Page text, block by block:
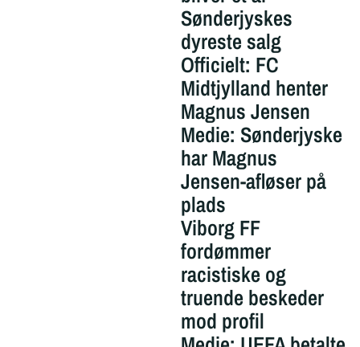
Sønderjyskes
dyreste salg
Officielt: FC
Midtjylland henter
Magnus Jensen
Medie: Sønderjyske
har Magnus
Jensen-afløser på
plads
Viborg FF
fordømmer
racistiske og
truende beskeder
mod profil